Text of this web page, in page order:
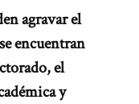
agravar el
encuentran
el
y